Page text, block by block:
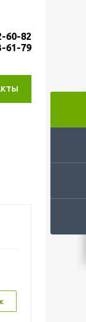
60-82
61-79